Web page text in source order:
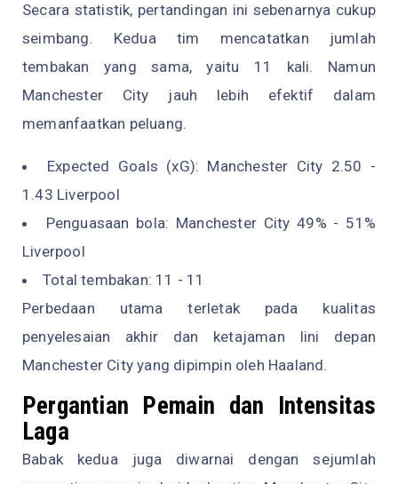
Secara statistik, pertandingan ini sebenarnya cukup
seimbang. Kedua tim mencatatkan jumlah
tembakan yang sama, yaitu 11 kali. Namun
Manchester City jauh lebih efektif dalam
memanfaatkan peluang.
Expected Goals (xG): Manchester City 2.50 -
1.43 Liverpool
Penguasaan bola: Manchester City 49% - 51%
Liverpool
Total tembakan: 11 - 11
Perbedaan utama terletak pada kualitas
penyelesaian akhir dan ketajaman lini depan
Manchester City yang dipimpin oleh Haaland.
Pergantian Pemain dan Intensitas
Laga
Babak kedua juga diwarnai dengan sejumlah